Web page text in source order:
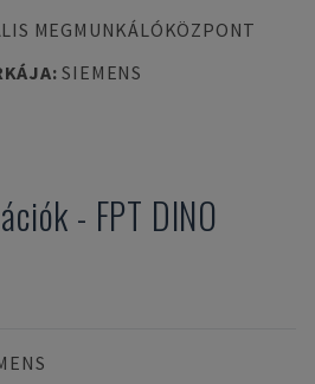
MEGMUNKÁLÓKÖZPONT
:SIEMENS
- FPT DINO